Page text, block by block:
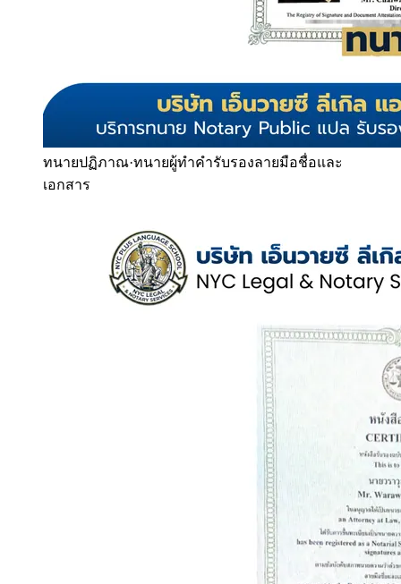
ทนายปฏิภาณ·ทนายผู้ทำคำรับรองลายมือชื่อและ
เอกสาร